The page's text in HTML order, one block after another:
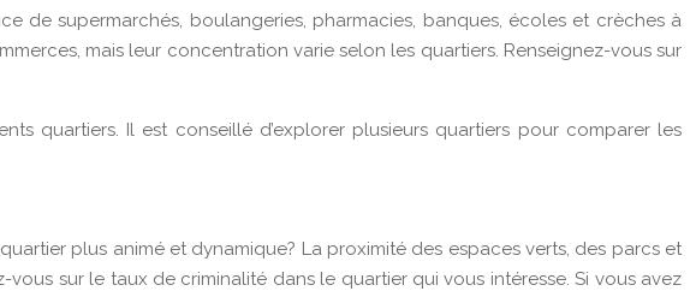
de supermarchés, boulangeries, pharmacies, banques, écoles et crèches à
mais leur concentration varie selon les quartiers. Renseignez-vous sur
quartiers. Il est conseillé d’explorer plusieurs quartiers pour comparer les
plus animé et dynamique? La proximité des espaces verts, des parcs et
sur le taux de criminalité dans le quartier qui vous intéresse. Si vous avez